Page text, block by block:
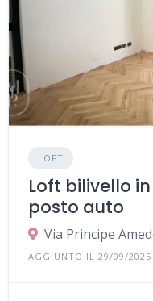
LOFT
Loft bilivello
posto auto
Via Principe
AGGIUNTO IL 29/09/2025